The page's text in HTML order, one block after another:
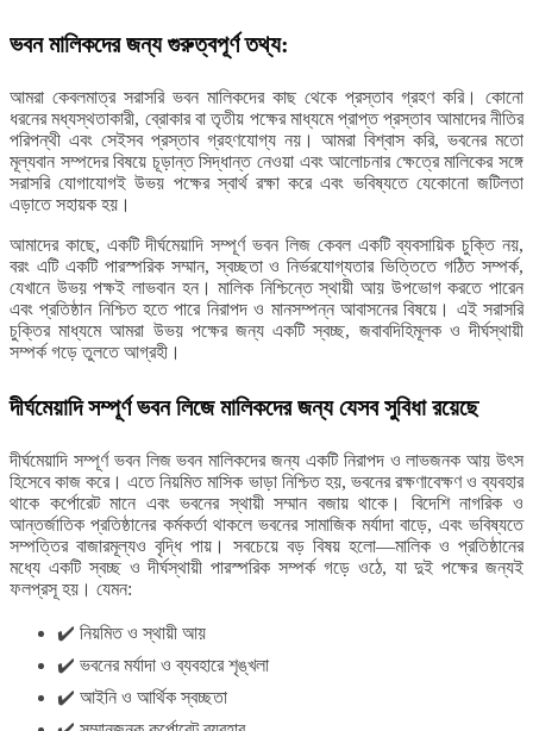
ভবন মালিকদের জন্য গুরুত্বপূর্ণ তথ্য:
আমরা কেবলমাত্র সরাসরি ভবন মালিকদের কাছ থেকে প্রস্তাব গ্রহণ করি। কোনো
ধরনের মধ্যস্থতাকারী, ব্রোকার বা তৃতীয় পক্ষের মাধ্যমে প্রাপ্ত প্রস্তাব আমাদের নীতির
পরিপন্থী এবং সেইসব প্রস্তাব গ্রহণযোগ্য নয়। আমরা বিশ্বাস করি, ভবনের মতো
মূল্যবান সম্পদের বিষয়ে চূড়ান্ত সিদ্ধান্ত নেওয়া এবং আলোচনার ক্ষেত্রে মালিকের সঙ্গে
সরাসরি যোগাযোগই উভয় পক্ষের স্বার্থ রক্ষা করে এবং ভবিষ্যতে যেকোনো জটিলতা
এড়াতে সহায়ক হয়।
আমাদের কাছে, একটি দীর্ঘমেয়াদি সম্পূর্ণ ভবন লিজ কেবল একটি ব্যবসায়িক চুক্তি নয়,
বরং এটি একটি পারস্পরিক সম্মান, স্বচ্ছতা ও নির্ভরযোগ্যতার ভিত্তিতে গঠিত সম্পর্ক,
যেখানে উভয় পক্ষই লাভবান হন। মালিক নিশ্চিন্তে স্থায়ী আয় উপভোগ করতে পারেন
এবং প্রতিষ্ঠান নিশ্চিত হতে পারে নিরাপদ ও মানসম্পন্ন আবাসনের বিষয়ে। এই সরাসরি
চুক্তির মাধ্যমে আমরা উভয় পক্ষের জন্য একটি স্বচ্ছ, জবাবদিহিমূলক ও দীর্ঘস্থায়ী
সম্পর্ক গড়ে তুলতে আগ্রহী।
দীর্ঘমেয়াদি সম্পূর্ণ ভবন লিজে মালিকদের জন্য যেসব সুবিধা রয়েছে
দীর্ঘমেয়াদি সম্পূর্ণ ভবন লিজ ভবন মালিকদের জন্য একটি নিরাপদ ও লাভজনক আয় উৎস
হিসেবে কাজ করে। এতে নিয়মিত মাসিক ভাড়া নিশ্চিত হয়, ভবনের রক্ষণাবেক্ষণ ও ব্যবহার
থাকে কর্পোরেট মানে এবং ভবনের স্থায়ী সম্মান বজায় থাকে। বিদেশি নাগরিক ও
আন্তর্জাতিক প্রতিষ্ঠানের কর্মকর্তা থাকলে ভবনের সামাজিক মর্যাদা বাড়ে, এবং ভবিষ্যতে
সম্পত্তির বাজারমূল্যও বৃদ্ধি পায়। সবচেয়ে বড় বিষয় হলো—মালিক ও প্রতিষ্ঠানের
মধ্যে একটি স্বচ্ছ ও দীর্ঘস্থায়ী পারস্পরিক সম্পর্ক গড়ে ওঠে, যা দুই পক্ষের জন্যই
ফলপ্রসূ হয়। যেমন:
✔️ নিয়মিত ও স্থায়ী আয়
✔️ ভবনের মর্যাদা ও ব্যবহারে শৃঙ্খলা
✔️ আইনি ও আর্থিক স্বচ্ছতা